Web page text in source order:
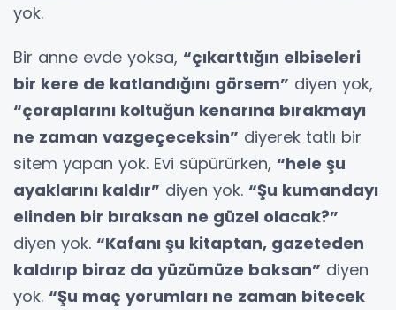
yok.
Bir anne evde yoksa, “çıkarttığın elbiseleri
bir kere de katlandığını görsem” diyen yok,
“çoraplarını koltuğun kenarına bırakmayı
ne zaman vazgeçeceksin” diyerek tatlı bir
sitem yapan yok. Evi süpürürken, “hele şu
ayaklarını kaldır” diyen yok. “Şu kumandayı
elinden bir bıraksan ne güzel olacak?”
diyen yok. “Kafanı şu kitaptan, gazeteden
kaldırıp biraz da yüzümüze baksan” diyen
yok. “Şu maç yorumları ne zaman bitecek